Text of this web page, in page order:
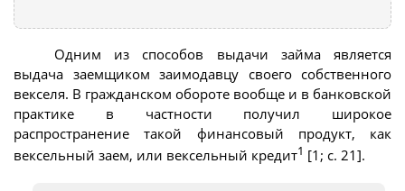
Одним из способов выдачи займа является
выдача заемщиком заимодавцу своего собственного
векселя. В гражданском обороте вообще и в банковской
практике в частности получил широкое
распространение такой финансовый продукт, как
вексельный заем, или вексельный кредит1 [1; с. 21].